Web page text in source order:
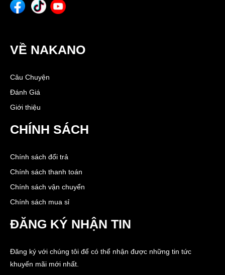
VỀ NAKANO
Câu Chuyện
Đánh Giá
Giới thiệu
CHÍNH SÁCH
Chính sách đổi trả
Chính sách thanh toán
Chính sách vận chuyển
Chính sách mua sỉ
ĐĂNG KÝ NHẬN TIN
Đăng ký với chúng tôi để có thể nhận được những tin tức
khuyến mãi mới nhất.